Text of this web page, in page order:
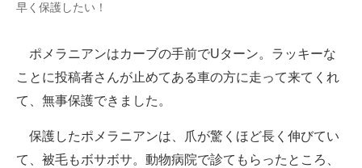
早く保護したい！
ポメラニアンはカーブの手前でUターン。ラッキーな
ことに投稿者さんが止めてある車の方に走って来てくれ
て、無事保護できました。
保護したポメラニアンは、爪が驚くほど長く伸びてい
て、被毛もボサボサ。動物病院で診てもらったところ、